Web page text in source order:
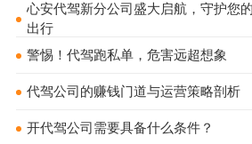
心安代驾新分公司盛大启航，守护您
出行
警惕！代驾跑私单，危害远超想象
代驾公司的赚钱门道与运营策略剖析
开代驾公司需要具备什么条件？